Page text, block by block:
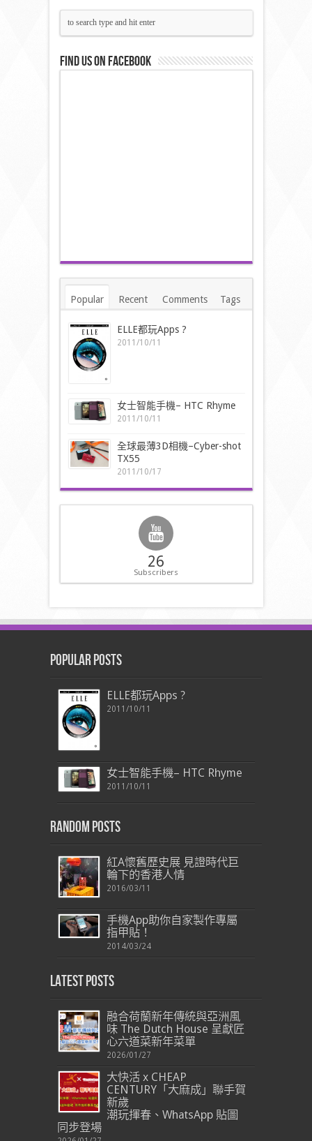
Find us on Facebook
Popular Recent Comments Tags
ELLE都玩Apps ?
2011/10/11
女士智能手機– HTC Rhyme
2011/10/11
全球最薄3D相機–Cyber-shot
TX55
2011/10/17
26
Subscribers
Popular Posts
ELLE都玩Apps ?
2011/10/11
女士智能手機– HTC Rhyme
2011/10/11
Random Posts
紅A懷舊歷史展 見證時代巨
輪下的香港人情
2016/03/11
手機App助你自家製作專屬
指甲貼！
2014/03/24
Latest Posts
融合荷蘭新年傳統與亞洲風
味 The Dutch House 呈獻匠
心六道菜新年菜單
2026/01/27
大快活 x CHEAP
CENTURY「大麻成」聯手賀
新歲
潮玩揮春、WhatsApp 貼圖
同步登場